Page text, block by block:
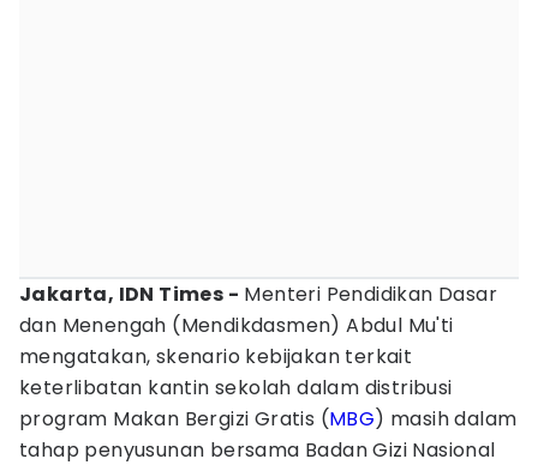
Jakarta, IDN Times - Menteri Pendidikan Dasar
dan Menengah (Mendikdasmen) Abdul Mu'ti
mengatakan, skenario kebijakan terkait
keterlibatan kantin sekolah dalam distribusi
program Makan Bergizi Gratis (MBG) masih dalam
tahap penyusunan bersama Badan Gizi Nasional